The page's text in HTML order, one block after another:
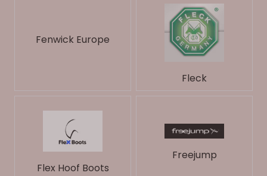
Fenwick Europe
Fleck
Flex Hoof Boots
Freejump